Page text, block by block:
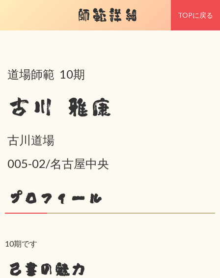
師範詳細 TOPに戻る
道場師範 10期
古川 雅康
古川道場
005-02/名古屋中央
プロフィール
10期です
己書の魅力